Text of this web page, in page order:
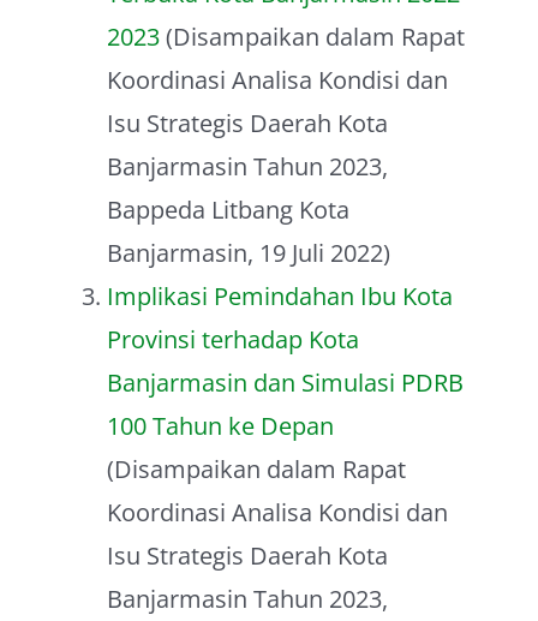
2023(Disampaikan dalam Rapat
Koordinasi Analisa Kondisi dan
Isu Strategis Daerah Kota
Banjarmasin Tahun 2023,
Bappeda Litbang Kota
Banjarmasin, 19 Juli 2022)
Implikasi Pemindahan Ibu Kota
Provinsi terhadap Kota
Banjarmasin dan Simulasi PDRB
100 Tahun ke Depan
(Disampaikan dalam Rapat
Koordinasi Analisa Kondisi dan
Isu Strategis Daerah Kota
Banjarmasin Tahun 2023,